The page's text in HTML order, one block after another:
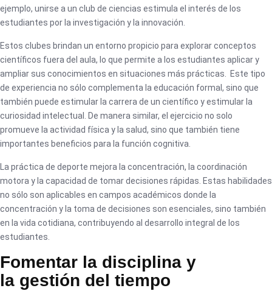
ejemplo, unirse a un club de ciencias estimula el interés de los
estudiantes por la investigación y la innovación.
Estos clubes brindan un entorno propicio para explorar conceptos
científicos fuera del aula, lo que permite a los estudiantes aplicar y
ampliar sus conocimientos en situaciones más prácticas. Este tipo
de experiencia no sólo complementa la educación formal, sino que
también puede estimular la carrera de un científico y estimular la
curiosidad intelectual. De manera similar, el ejercicio no solo
promueve la actividad física y la salud, sino que también tiene
importantes beneficios para la función cognitiva.
La práctica de deporte mejora la concentración, la coordinación
motora y la capacidad de tomar decisiones rápidas. Estas habilidades
no sólo son aplicables en campos académicos donde la
concentración y la toma de decisiones son esenciales, sino también
en la vida cotidiana, contribuyendo al desarrollo integral de los
estudiantes.
Fomentar la disciplina y
la gestión del tiempo